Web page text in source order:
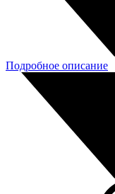
Подробное описание